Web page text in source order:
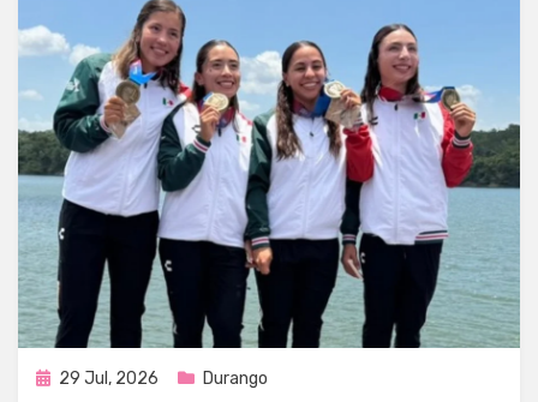
Publicada
29 Jul, 2026 Durango